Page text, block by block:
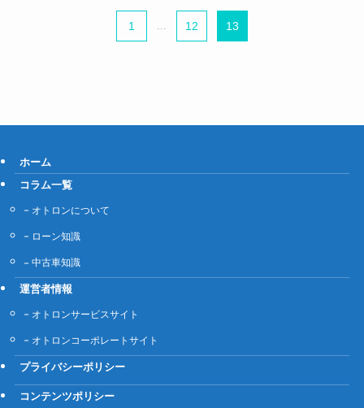
1 ... 12 13
ホーム
コラム一覧
オトロンについて
ローン知識
中古車知識
運営者情報
オトロンサービスサイト
オトロンコーポレートサイト
プライバシーポリシー
コンテンツポリシー